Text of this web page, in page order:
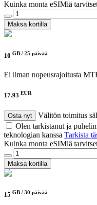
Kuinka monta eSIMiä
Maksa kortilla
10 GB / 25 päivää
Ei ilman nopeusrajoitusta
17.93 EUR
Osta nyt
Välitön toimitus
Olen tarkistanut ja
teknologian kanssa Tarkista
Kuinka monta eSIMiä
Maksa kortilla
15 GB / 30 päivää